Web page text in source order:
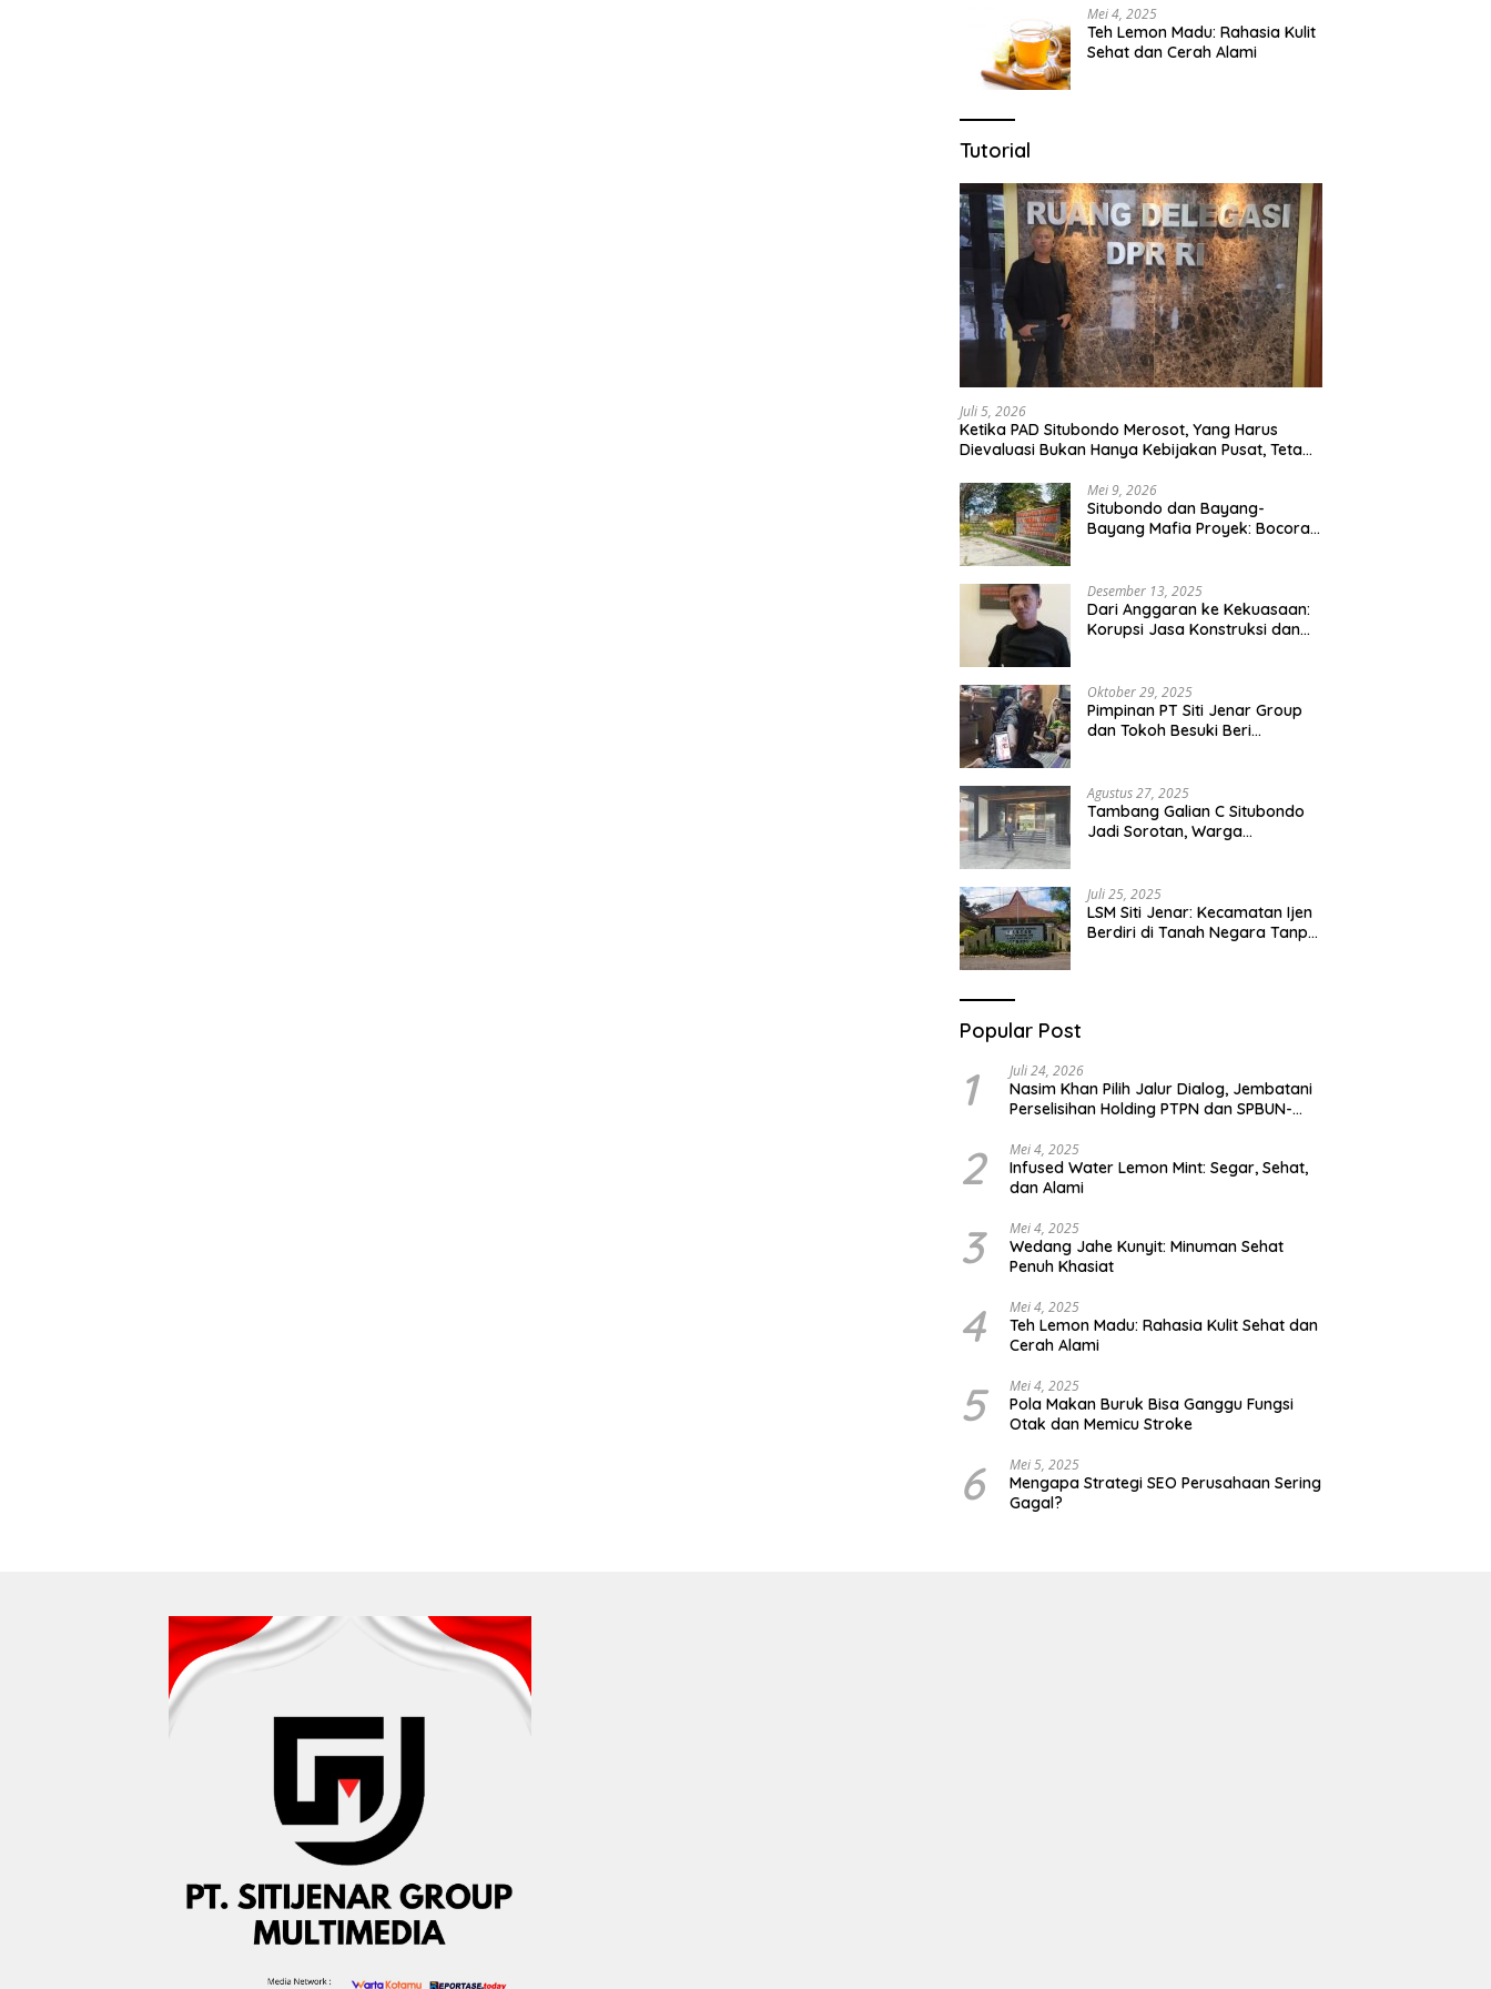
Mei 4, 2025
Teh Lemon Madu: Rahasia Kulit
Sehat dan Cerah Alami
Tutorial
Juli 5, 2026
Ketika PAD Situbondo Merosot, Yang Harus
Dievaluasi Bukan Hanya Kebijakan Pusat, Tetapi
Tangganya Sendiri.Mei 9, 2026
Situbondo dan Bayang-
Bayang Mafia Proyek: Bocoran
Desember 13, 2025
Dari Anggaran ke Kekuasaan:
Korupsi Jasa Konstruksi dan
Oktober 29, 2025
Pimpinan PT Siti Jenar Group
dan Tokoh Besuki Beri
Salah Satu Pesantren Di Besuki
Situbondo
Agustus 27, 2025
Tambang Galian C Situbondo
Jadi Sorotan, Warga
Juli 25, 2025
LSM Siti Jenar: Kecamatan Ijen
Berdiri di Tanah Negara Tanpa
Popular Post
1 Juli 24, 2026
Nasim Khan Pilih Jalur Dialog, Jembatani
Perselisihan Holding PTPN dan SPBUN-
2 Mei 4, 2025
Infused Water Lemon Mint: Segar, Sehat,
dan Alami
3 Mei 4, 2025
Wedang Jahe Kunyit: Minuman Sehat
Penuh Khasiat
4 Mei 4, 2025
Teh Lemon Madu: Rahasia Kulit Sehat dan
Cerah Alami
5 Mei 4, 2025
Pola Makan Buruk Bisa Ganggu Fungsi
Otak dan Memicu Stroke
6 Mei 5, 2025
Mengapa Strategi SEO Perusahaan Sering
Gagal?